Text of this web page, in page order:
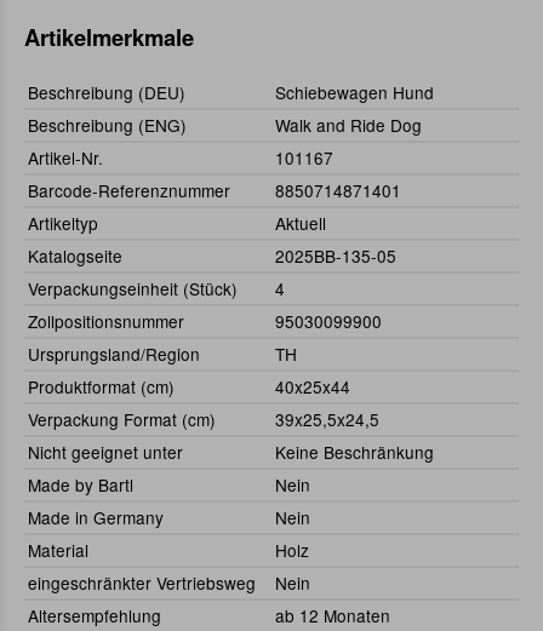
Artikelmerkmale
Beschreibung (DEU)
Schiebewagen Hund
Beschreibung (ENG)
Walk and Ride Dog
Artikel-Nr.
101167
Barcode-Referenznummer
8850714871401
Artikeltyp
Aktuell
Katalogseite
2025BB-135-05
Verpackungseinheit (Stück)
4
Zollpositionsnummer
95030099900
Ursprungsland/Region
TH
Produktformat (cm)
40x25x44
Verpackung Format (cm)
39x25,5x24,5
Nicht geeignet unter
Keine Beschränkung
Made by Bartl
Nein
Made in Germany
Nein
Material
Holz
eingeschränkter Vertriebsweg
Nein
Altersempfehlung
ab 12 Monaten